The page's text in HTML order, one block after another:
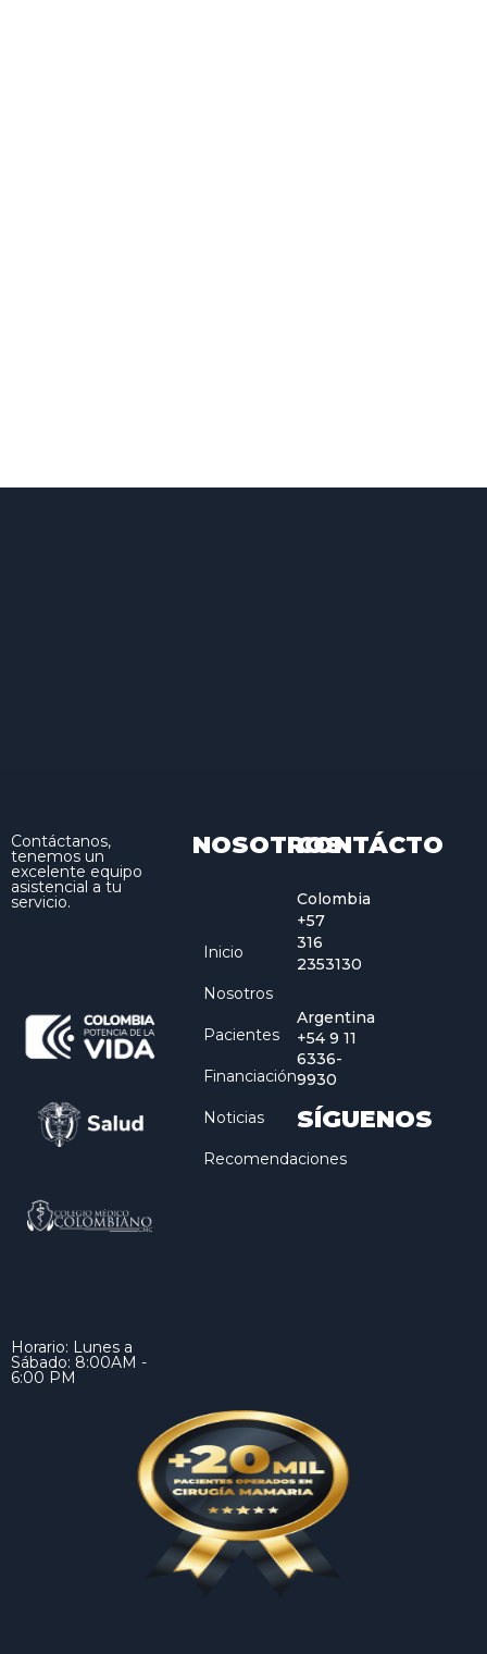
Contáctanos,
tenemos un
excelente equipo
asistencial a tu
servicio.
Horario: Lunes a
Sábado: 8:00AM -
6:00 PM
NOSOTROS
Inicio
Nosotros
Pacientes
Financiación
Noticias
Recomendaciones
CONTÁCTO
Colombia
+57
316
2353130
Argentina
+54 9 11
6336-
9930
SÍGUENOS